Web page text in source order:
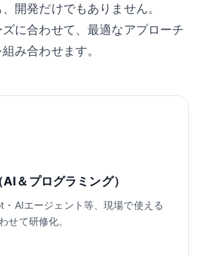
開発だけでもありません。
に合わせて、最適なアプローチ
組み合わせます。
＆プログラミング）
AIエージェント等、現場で使える
せて研修化。